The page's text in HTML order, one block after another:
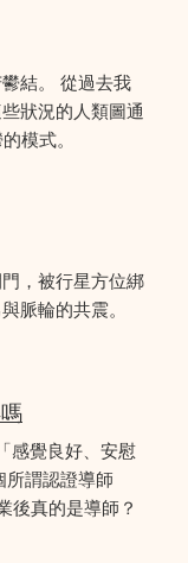
結。 從過去我
狀況的人類圖通
模式。
，被行星方位綁
脈輪的共震。
感覺良好、安慰
謂認證導師
後真的是導師？